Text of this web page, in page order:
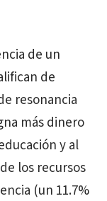
de un
de
resonancia
más dinero
y al
los recursos
(un 11.7%